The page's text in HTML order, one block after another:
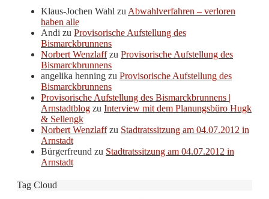
Klaus-Jochen Wahl zuAbwahlverfahren – verloren
haben alle
Andi zu Provisorische Aufstellung des
Bismarckbrunnens
Norbert Wenzlaffzu Provisorische Aufstellung des
Bismarckbrunnens
angelika henning zu Provisorische Aufstellung des
Bismarckbrunnens
Provisorische Aufstellung des Bismarckbrunnens |
Arnstadtblog zu Interview mit dem Planungsbüro Hugk
& Sellengk
Norbert Wenzlaffzu Stadtratssitzung am 04.07.2012 in
Arnstadt
Bürgerfreund zu Stadtratssitzung am 04.07.2012 in
Arnstadt
Tag Cloud